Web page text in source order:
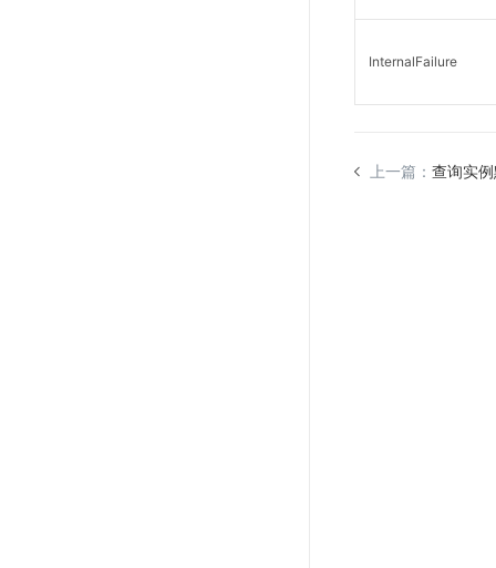
InternalFailure
上一篇： 查询实